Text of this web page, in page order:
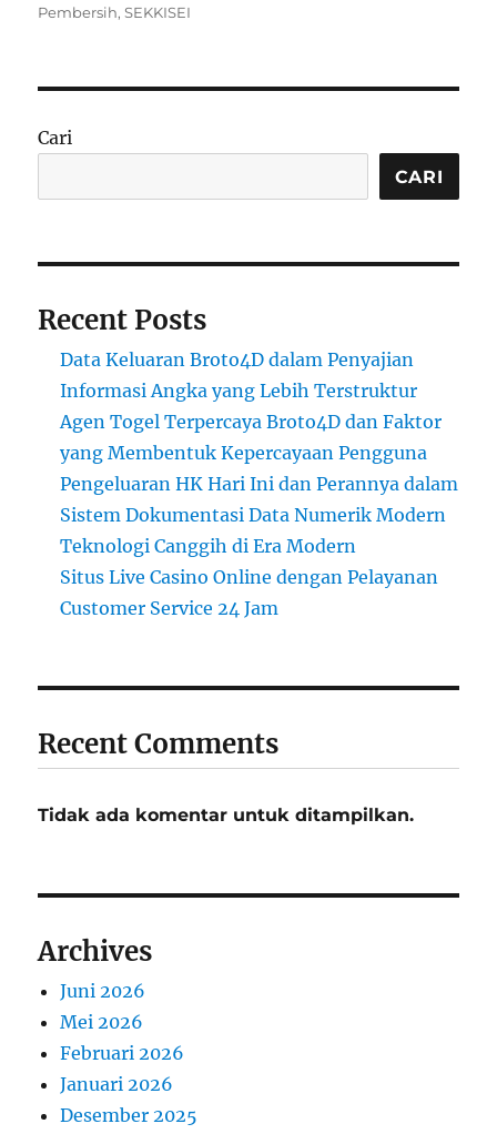
on
Pembersih,SEKKISEI
Cari
CARI
Recent Posts
Data Keluaran Broto4D dalam Penyajian
Informasi Angka yang Lebih Terstruktur
Agen Togel Terpercaya Broto4D dan Faktor
yang Membentuk Kepercayaan Pengguna
Pengeluaran HK Hari Ini dan Perannya dalam
Sistem Dokumentasi Data Numerik Modern
Teknologi Canggih di Era Modern
Situs Live Casino Online dengan Pelayanan
Customer Service 24 Jam
Recent Comments
Tidak ada komentar untuk ditampilkan.
Archives
Juni 2026
Mei 2026
Februari 2026
Januari 2026
Desember 2025